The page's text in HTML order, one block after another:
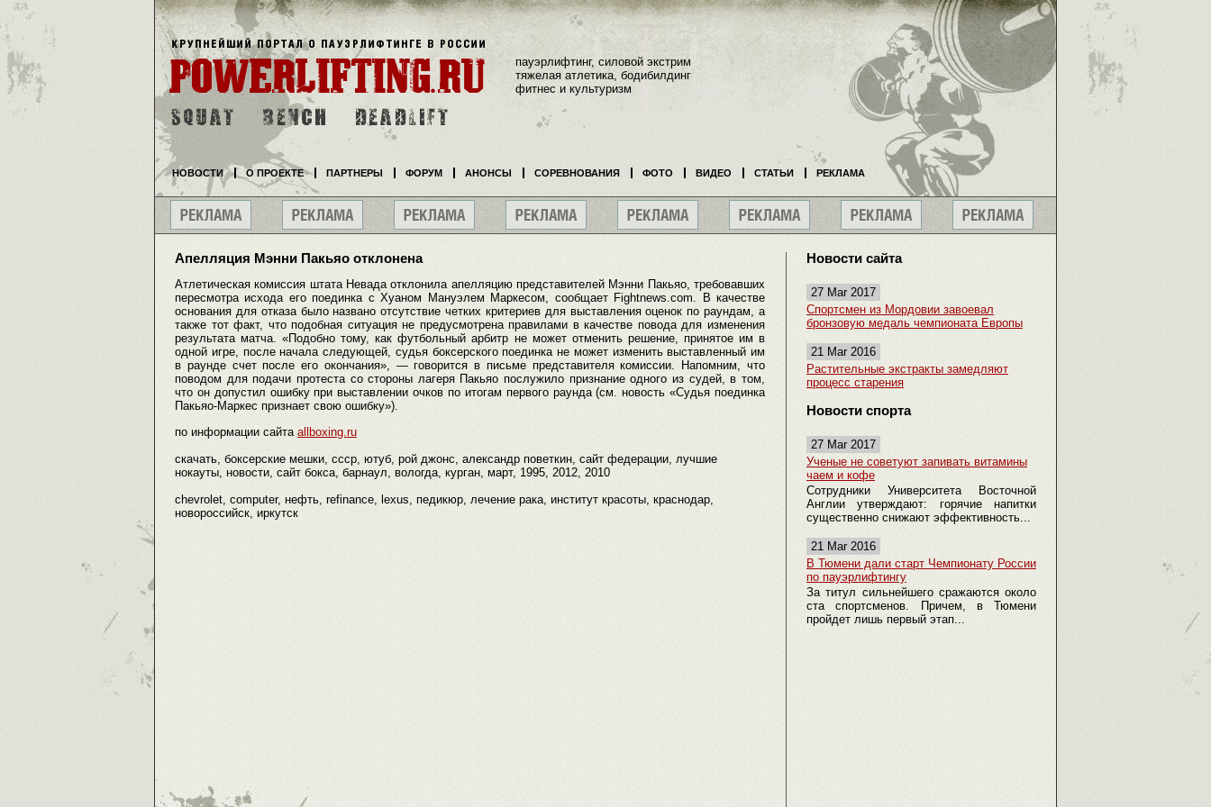
Апелляция Мэнни Пакьяо отклонена
Атлетическая комиссия штата Невада отклонила апелляцию представителей Мэнни Пакьяо, требовавших
пересмотра исхода его поединка с Хуаном Мануэлем Маркесом, сообщает Fightnews.com. В качестве
основания для отказа было названо отсутствие четких критериев для выставления оценок по раундам, а
также тот факт, что подобная ситуация не предусмотрена правилами в качестве повода для изменения
результата матча. «Подобно тому, как футбольный арбитр не может отменить решение, принятое им в
одной игре, после начала следующей, судья боксерского поединка не может изменить выставленный им
в раунде счет после его окончания», — говорится в письме представителя комиссии. Напомним, что
поводом для подачи протеста со стороны лагеря Пакьяо послужило признание одного из судей, в том,
что он допустил ошибку при выставлении очков по итогам первого раунда (см. новость «Судья поединка
Пакьяо-Маркес признает свою ошибку»).
по информации сайта allboxing.ru
скачать, боксерские мешки, ссср, ютуб, рой джонс, александр поветкин, сайт федерации, лучшие
нокауты, новости, сайт бокса, барнаул, вологда, курган, март, 1995, 2012, 2010
chevrolet, computer, нефть, refinance, lexus, педикюр, лечение рака, институт красоты, краснодар,
новороссийск, иркутск
Новости сайта
27 Mar 2017
Спортсмен из Мордовии завоевал
бронзовую медаль чемпионата Европы
21 Mar 2016
Растительные экстракты замедляют
процесс старения
Новости спорта
27 Mar 2017
Ученые не советуют запивать витамины
чаем и кофе
Сотрудники Университета Восточной
Англии утверждают: горячие напитки
существенно снижают эффективность...
21 Mar 2016
В Тюмени дали старт Чемпионату России
по пауэрлифтингу
За титул сильнейшего сражаются около
ста спортсменов. Причем, в Тюмени
пройдет лишь первый этап...
пауэрлифтинг, силовой экстрим
тяжелая атлетика, бодибилдинг
фитнес и культуризм
НОВОСТИ О ПРОЕКТЕ ПАРТНЕРЫ ФОРУМ АНОНСЫ СОРЕВНОВАНИЯ ФОТО ВИДЕО СТАТЬИ РЕКЛАМА